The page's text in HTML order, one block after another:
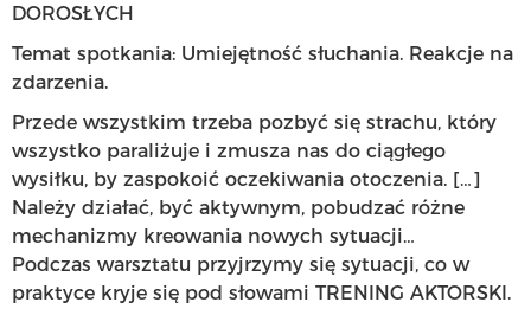
DOROSŁYCH
Temat spotkania: Umiejętność słuchania. Reakcje na
zdarzenia.
Przede wszystkim trzeba pozbyć się strachu, który
wszystko paraliżuje i zmusza nas do ciągłego
wysiłku, by zaspokoić oczekiwania otoczenia. […]
Należy działać, być aktywnym, pobudzać różne
mechanizmy kreowania nowych sytuacji…
Podczas warsztatu przyjrzymy się sytuacji, co w
praktyce kryje się pod słowami TRENING AKTORSKI.